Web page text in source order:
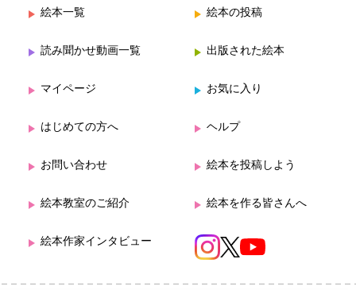
絵本一覧 絵本の投稿
読み聞かせ動画一覧 出版された絵本
マイページ お気に入り
はじめての方へ ヘルプ
お問い合わせ 絵本を投稿しよう
絵本教室のご紹介 絵本を作る皆さんへ
絵本作家インタビュー